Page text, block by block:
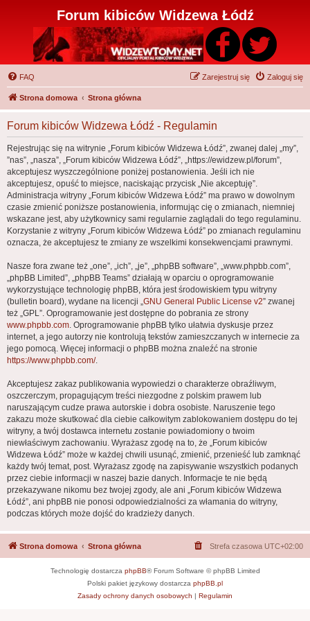
Forum kibiców Widzewa Łódź
FAQ Zaloguj się
Zarejestruj się
Strona domowa Strona główna
Forum kibiców Widzewa Łódź - Regulamin
Rejestrując się na witrynie „Forum kibiców Widzewa Łódź”, zwanej dalej „my”,
”nas”, „nasza”, „Forum kibiców Widzewa Łódź”, „https://ewidzew.pl/forum”,
akceptujesz wyszczególnione poniżej postanowienia. Jeśli ich nie
akceptujesz, opuść to miejsce, naciskając przycisk „Nie akceptuję”.
Administracja witryny „Forum kibiców Widzewa Łódź” ma prawo w dowolnym
czasie zmienić poniższe postanowienia, informując cię o zmianach, niemniej
wskazane jest, aby użytkownicy sami regularnie zaglądali do tego regulaminu.
Korzystanie z witryny „Forum kibiców Widzewa Łódź” po zmianach regulaminu
oznacza, że akceptujesz te zmiany ze wszelkimi konsekwencjami prawnymi.
Nasze fora zwane też „one”, „ich”, „je”, „phpBB software”, „www.phpbb.com”,
„phpBB Limited”, „phpBB Teams” działają w oparciu o oprogramowanie
wykorzystujące technologię phpBB, która jest środowiskiem typu witryny
(bulletin board), wydane na licencji „GNU General Public License v2” zwanej
też „GPL”. Oprogramowanie jest dostępne do pobrania ze strony
www.phpbb.com. Oprogramowanie phpBB tylko ułatwia dyskusje przez
internet, a jego autorzy nie kontrolują tekstów zamieszczanych w internecie za
jego pomocą. Więcej informacji o phpBB można znaleźć na stronie
https://www.phpbb.com/.
Akceptujesz zakaz publikowania wypowiedzi o charakterze obraźliwym,
oszczerczym, propagującym treści niezgodne z polskim prawem lub
naruszającym cudze prawa autorskie i dobra osobiste. Naruszenie tego
zakazu może skutkować dla ciebie całkowitym zablokowaniem dostępu do tej
witryny, a twój dostawca internetu zostanie powiadomiony o twoim
niewłaściwym zachowaniu. Wyrażasz zgodę na to, że „Forum kibiców
Widzewa Łódź” może w każdej chwili usunąć, zmienić, przenieść lub zamknąć
każdy twój temat, post. Wyrażasz zgodę na zapisywanie wszystkich podanych
przez ciebie informacji w naszej bazie danych. Informacje te nie będą
przekazywane nikomu bez twojej zgody, ale ani „Forum kibiców Widzewa
Łódź”, ani phpBB nie ponosi odpowiedzialności za włamania do witryny,
podczas których może dojść do kradzieży danych.
Strona domowa Strona główna Strefa czasowa UTC+02:00
Technologię dostarcza phpBB® Forum Software © phpBB Limited
Polski pakiet językowy dostarcza phpBB.pl
Zasady ochrony danych osobowych | Regulamin